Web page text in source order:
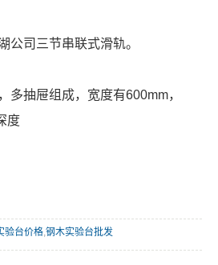
公司三节串联式滑轨。
多抽屉组成，宽度有600mm，
度
验台价格 钢木实验台批发